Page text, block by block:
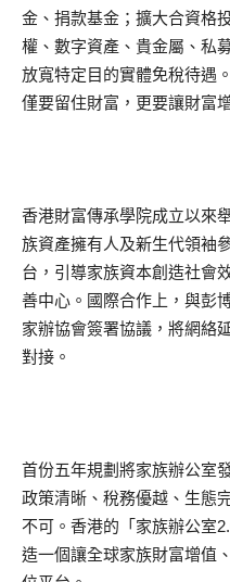
金、捐款基金；擴大合資格
權、數字資產、貴金屬、私
放寬特定目的實體免稅待遇
僅要留住財富，更要讓財富
香港財富傳承學院成立以來
族資產擁有人及新生代領袖
台，引導家族資本創造社會
善中心。國際合作上，與彭
家辦協會簽署協議，將網絡
對接。
首份五年規劃將家族辦公室
政策清晰、稅務優越、生態
不可。香港的「家族辦公室
造一個讓全球家族財富增值